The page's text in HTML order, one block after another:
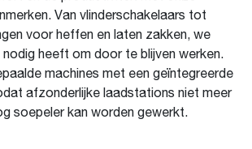
Van vlinderschakelaars tot
voor heffen en laten zakken, we
nodig heeft om door te blijven werken.
machines met een geïntegreerde
afzonderlijke laadstations niet meer
soepeler kan worden gewerkt.